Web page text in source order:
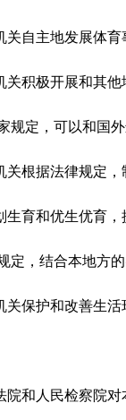
自主地发展体
积极开展和其
规定，可以和国
根据法律规定，
育和优生优育，
定，结合本地方
保护和改善生
和人民检察院